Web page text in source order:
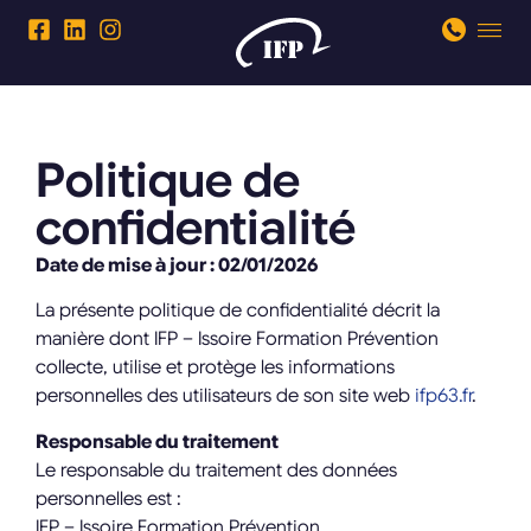
Politique de
confidentialité
Date de mise à jour : 02/01/2026
La présente politique de confidentialité décrit la
manière dont IFP – Issoire Formation Prévention
collecte, utilise et protège les informations
personnelles des utilisateurs de son site web ifp63.fr.
Responsable du traitement
Le responsable du traitement des données
personnelles est :